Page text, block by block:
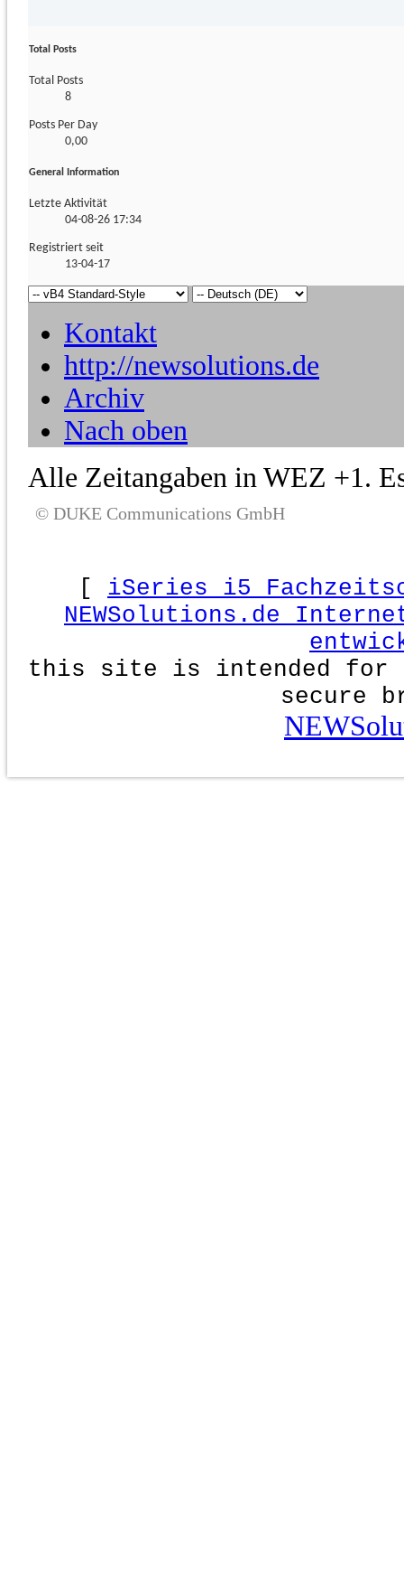
Total Posts
Total Posts
8
Posts Per Day
0,00
General Information
Letzte Aktivität
04-08-26 17:34
Registriert seit
13-04-17
Kontakt
http://newsolutions.de
Archiv
Nach oben
Alle Zeitangaben in WEZ +1.
© DUKE Communications GmbH
[ iSeries i5
NEWSolutions.de
this site is intended for
secure